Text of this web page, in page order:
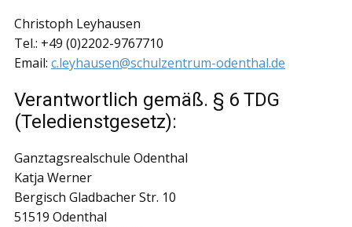
Christoph Leyhausen
Tel.: +49 (0)2202-9767710
Email: c.leyhausen@schulzentrum-odenthal.de
Verantwortlich gemäß. § 6 TDG
(Teledienstgesetz):
Ganztagsrealschule Odenthal
Katja Werner
Bergisch Gladbacher Str. 10
51519 Odenthal